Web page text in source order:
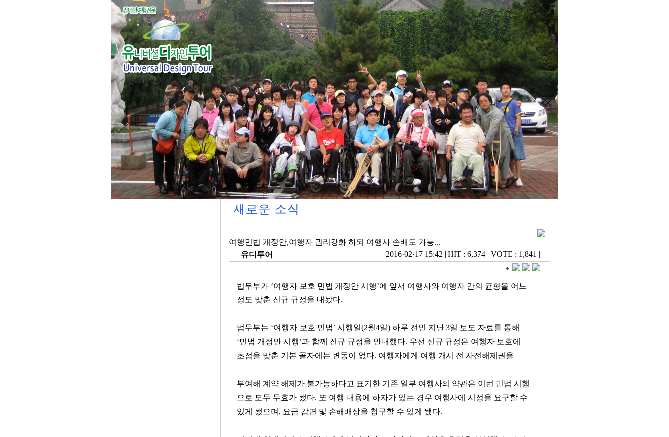
여행민법 개정안,여행자 권리강화 하되 여행사 손배도 가능...
유디투어
| 2016·02·17 15:42 | HIT : 6,374 | VOTE : 1,841 |
법무부가 ‘여행자 보호 민법 개정안 시행’에 앞서 여행사와 여행자 간의 균형을 어느
정도 맞춘 신규 규정을 내놨다.
법무부는 ‘여행자 보호 민법’ 시행일(2월4일) 하루 전인 지난 3일 보도 자료를 통해
‘민법 개정안 시행’과 함께 신규 규정을 안내했다. 우선 신규 규정은 여행자 보호에
초점을 맞춘 기본 골자에는 변동이 없다. 여행자에게 여행 개시 전 사전해제권을
부여해 계약 해제가 불가능하다고 표기한 기존 일부 여행사의 약관은 이번 민법 시행
으로 모두 무효가 됐다. 또 여행 내용에 하자가 있는 경우 여행사에 시정을 요구할 수
있게 됐으며, 요금 감면 및 손해배상을 청구할 수 있게 됐다.